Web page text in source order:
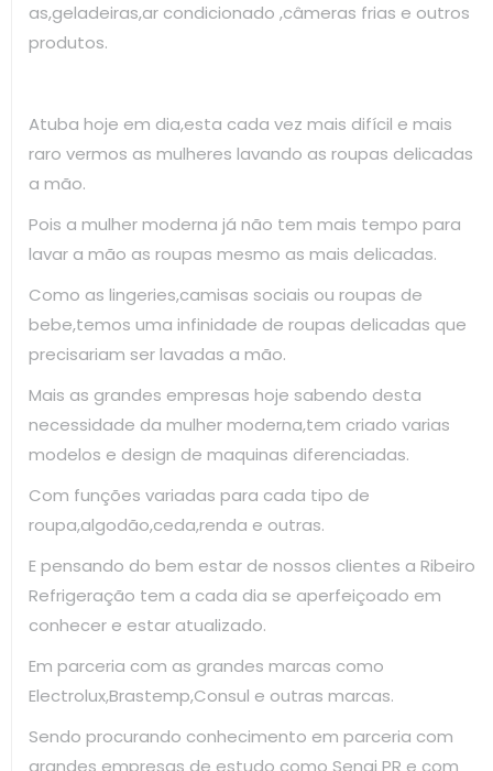
as,geladeiras,ar condicionado ,câmeras frias e outros
produtos.
Atuba hoje em dia,esta cada vez mais difícil e mais
raro vermos as mulheres lavando as roupas delicadas
a mão.
Pois a mulher moderna já não tem mais tempo para
lavar a mão as roupas mesmo as mais delicadas.
Como as lingeries,camisas sociais ou roupas de
bebe,temos uma infinidade de roupas delicadas que
precisariam ser lavadas a mão.
Mais as grandes empresas hoje sabendo desta
necessidade da mulher moderna,tem criado varias
modelos e design de maquinas diferenciadas.
Com funções variadas para cada tipo de
roupa,algodão,ceda,renda e outras.
E pensando do bem estar de nossos clientes a Ribeiro
Refrigeração tem a cada dia se aperfeiçoado em
conhecer e estar atualizado.
Em parceria com as grandes marcas como
Electrolux,Brastemp,Consul e outras marcas.
Sendo procurando conhecimento em parceria com
grandes empresas de estudo como Senai PR e com